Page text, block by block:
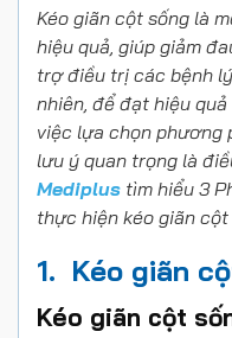
Kéo giãn cột sống là
hiệu quả, giúp giảm
trợ điều trị các bệnh
nhiên, để đạt hiệu
việc lựa chọn phương
lưu ý quan trọng là
Mediplus tìm hiểu 3
thực hiện kéo giãn
1. Kéo giãn
Kéo giãn cột